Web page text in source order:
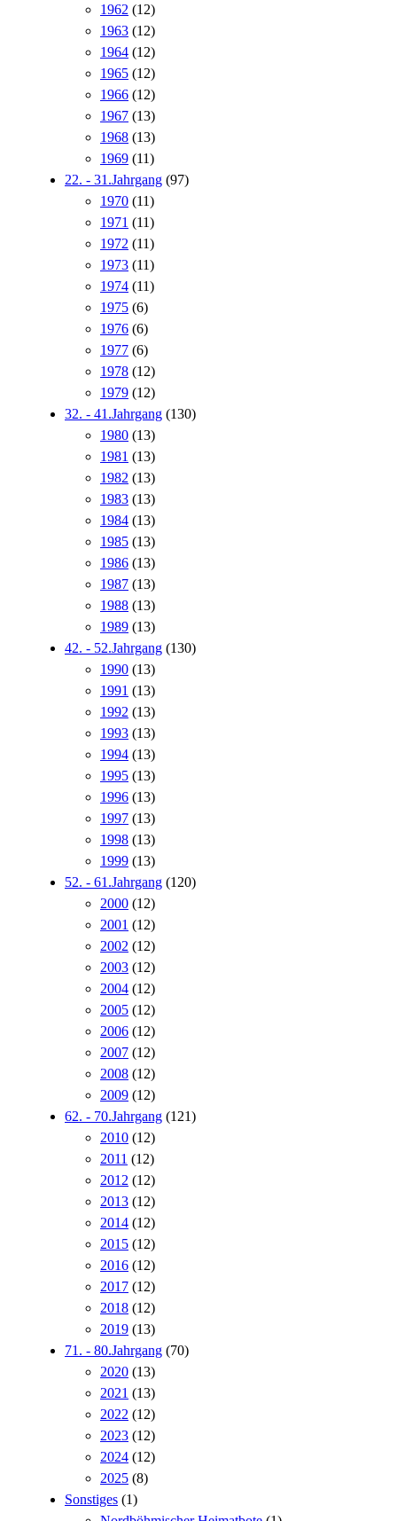
1962 (12)
1963 (12)
1964 (12)
1965 (12)
1966 (12)
1967 (13)
1968 (13)
1969 (11)
22. - 31.Jahrgang (97)
1970 (11)
1971 (11)
1972 (11)
1973 (11)
1974 (11)
1975 (6)
1976 (6)
1977 (6)
1978 (12)
1979 (12)
32. - 41.Jahrgang (130)
1980 (13)
1981 (13)
1982 (13)
1983 (13)
1984 (13)
1985 (13)
1986 (13)
1987 (13)
1988 (13)
1989 (13)
42. - 52.Jahrgang (130)
1990 (13)
1991 (13)
1992 (13)
1993 (13)
1994 (13)
1995 (13)
1996 (13)
1997 (13)
1998 (13)
1999 (13)
52. - 61.Jahrgang (120)
2000 (12)
2001 (12)
2002 (12)
2003 (12)
2004 (12)
2005 (12)
2006 (12)
2007 (12)
2008 (12)
2009 (12)
62. - 70.Jahrgang (121)
2010 (12)
2011 (12)
2012 (12)
2013 (12)
2014 (12)
2015 (12)
2016 (12)
2017 (12)
2018 (12)
2019 (13)
71. - 80.Jahrgang (70)
2020 (13)
2021 (13)
2022 (12)
2023 (12)
2024 (12)
2025 (8)
Sonstiges (1)